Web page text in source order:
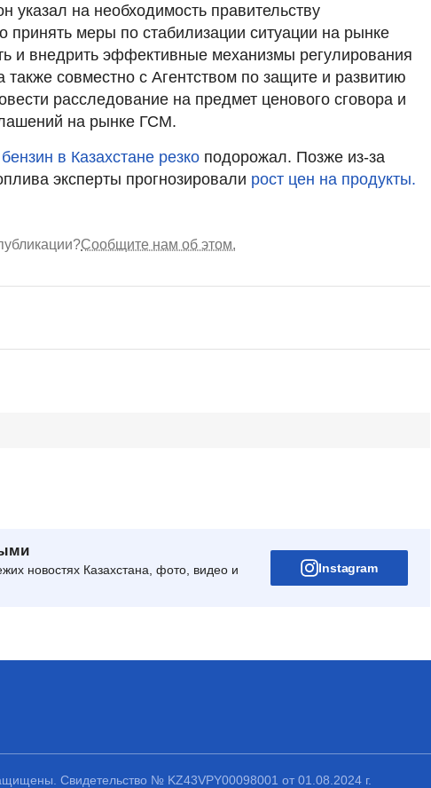
указал на необходимость правительству
принять меры по стабилизации ситуации на рынке
и внедрить эффективные механизмы регулирования
также совместно с Агентством по защите и развитию
расследование на предмет ценового сговора и
на рынке ГСМ.
бензин в Казахстане резко подорожал. Позже из-за
эксперты прогнозировали рост цен на продукты.
Сообщите нам об этом.
новостях Казахстана, фото, видео и
Instagram
Свидетельство № KZ43VPY00098001 от 01.08.2024 г.